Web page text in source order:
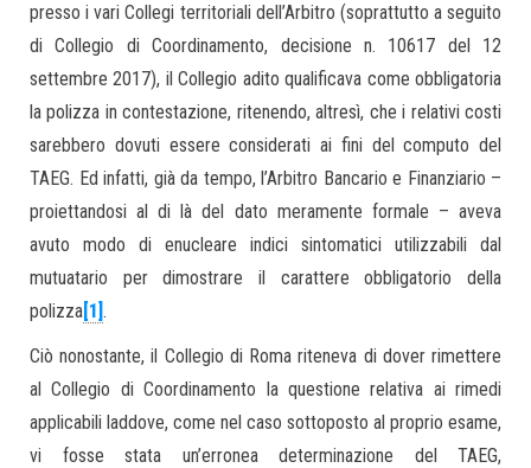
presso i vari Collegi territoriali dell’Arbitro (soprattutto a seguito
di Collegio di Coordinamento, decisione n. 10617 del 12
settembre 2017), il Collegio adito qualificava come obbligatoria
la polizza in contestazione, ritenendo, altresì, che i relativi costi
sarebbero dovuti essere considerati ai fini del computo del
TAEG. Ed infatti, già da tempo, l’Arbitro Bancario e Finanziario –
proiettandosi al di là del dato meramente formale – aveva
avuto modo di enucleare indici sintomatici utilizzabili dal
mutuatario per dimostrare il carattere obbligatorio della
polizza[1].
Ciò nonostante, il Collegio di Roma riteneva di dover rimettere
al Collegio di Coordinamento la questione relativa ai rimedi
applicabili laddove, come nel caso sottoposto al proprio esame,
vi fosse stata un’erronea determinazione del TAEG,